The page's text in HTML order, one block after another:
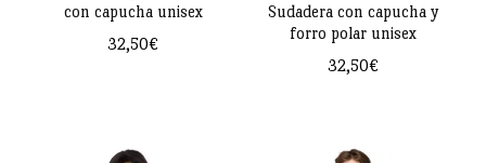
elegir
de
con capucha unisex
32,50€
tiene
Sudadera con capucha y
forro polar unisex
32,50€